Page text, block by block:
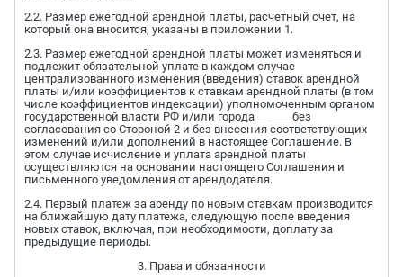
2.2. Размер ежегодной арендной платы, расчетный счет, на
который она вносится, указаны в приложении 1.
2.3. Размер ежегодной арендной платы может изменяться и
подлежит обязательной уплате в каждом случае
централизованного изменения (введения) ставок арендной
платы и/или коэффициентов к ставкам арендной платы (в том
числе коэффициентов индексации) уполномоченным органом
государственной власти РФ и/или города ______ без
согласования со Стороной 2 и без внесения соответствующих
изменений и/или дополнений в настоящее Соглашение. В
этом случае исчисление и уплата арендной платы
осуществляются на основании настоящего Соглашения и
письменного уведомления от арендодателя.
2.4. Первый платеж за аренду по новым ставкам производится
на ближайшую дату платежа, следующую после введения
новых ставок, включая, при необходимости, доплату за
предыдущие периоды.
3. Права и обязанности